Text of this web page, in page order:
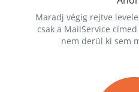
Maradj végig rejtve
csak a MailService
nem derül ki sem